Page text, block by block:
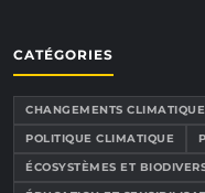
CATÉGORIES
CHANGEMENTS
POLITIQUE CLIMATIQUE
ÉCOSYSTÈMES ET